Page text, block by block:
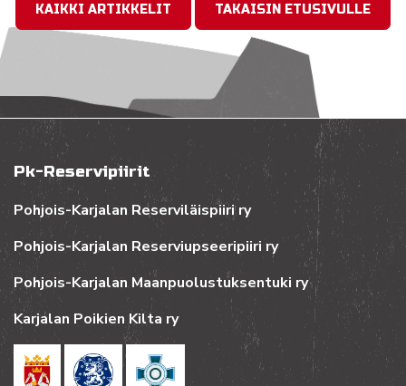
KAIKKI ARTIKKELIT TAKAISIN ETUSIVULLE
Pk-Reservipiirit
Pohjois-Karjalan Reserviläispiiri ry
Pohjois-Karjalan Reserviupseeripiiri ry
Pohjois-Karjalan Maanpuolustuksentuki ry
Karjalan Poikien Kilta ry